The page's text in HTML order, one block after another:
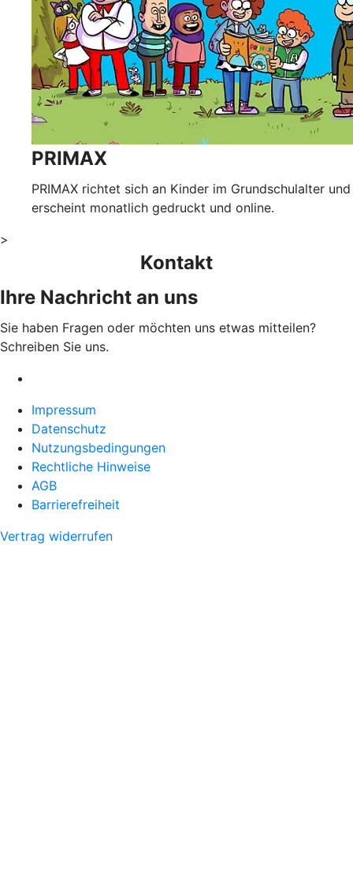
PRIMAX
PRIMAX richtet sich an Kinder im Grundschulalter und
erscheint monatlich gedruckt und online.
>
Kontakt
Ihre Nachricht an uns
Sie haben Fragen oder möchten uns etwas mitteilen?
Schreiben Sie uns.
Impressum
Datenschutz
Nutzungsbedingungen
Rechtliche Hinweise
AGB
Barrierefreiheit
Vertrag widerrufen